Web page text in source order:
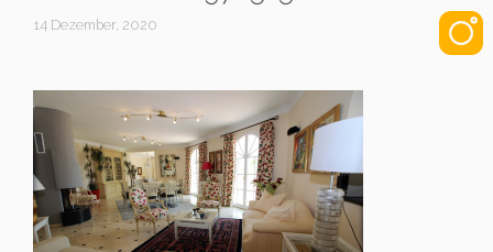
14 Dezember, 2020